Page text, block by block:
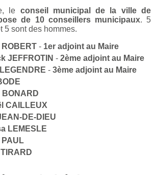
le conseil municipal de la ville de
de 10 conseillers municipaux. 5
5 sont des hommes.
ROBERT - 1er adjoint au Maire
JEFFROTIN - 2ème adjoint au Maire
- 3ème adjoint au Maire
CAILLEUX
DE-DIEU
LEMESLE
PAUL